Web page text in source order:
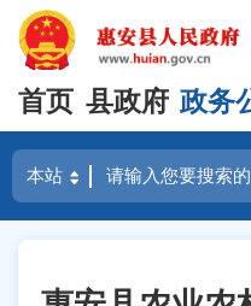
首页 县政府 政务